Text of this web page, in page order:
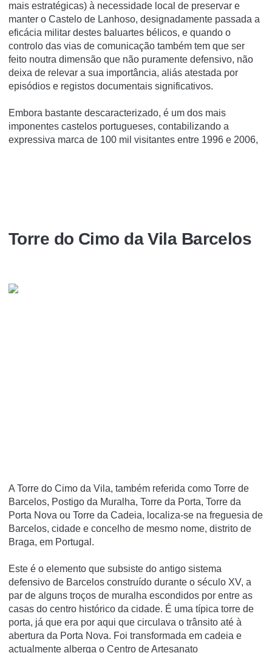
mais estratégicas) à necessidade local de preservar e
manter o Castelo de Lanhoso, designadamente passada a
eficácia militar destes baluartes bélicos, e quando o
controlo das vias de comunicação também tem que ser
feito noutra dimensão que não puramente defensivo, não
deixa de relevar a sua importância, aliás atestada por
episódios e registos documentais significativos.
Embora bastante descaracterizado, é um dos mais
imponentes castelos portugueses, contabilizando a
expressiva marca de 100 mil visitantes entre 1996 e 2006,
Torre do Cimo da Vila Barcelos
A Torre do Cimo da Vila, também referida como Torre de
Barcelos, Postigo da Muralha, Torre da Porta, Torre da
Porta Nova ou Torre da Cadeia, localiza-se na freguesia de
Barcelos, cidade e concelho de mesmo nome, distrito de
Braga, em Portugal.
Este é o elemento que subsiste do antigo sistema
defensivo de Barcelos construído durante o século XV, a
par de alguns troços de muralha escondidos por entre as
casas do centro histórico da cidade. É uma típica torre de
porta, já que era por aqui que circulava o trânsito até à
abertura da Porta Nova. Foi transformada em cadeia e
actualmente alberga o Centro de Artesanato